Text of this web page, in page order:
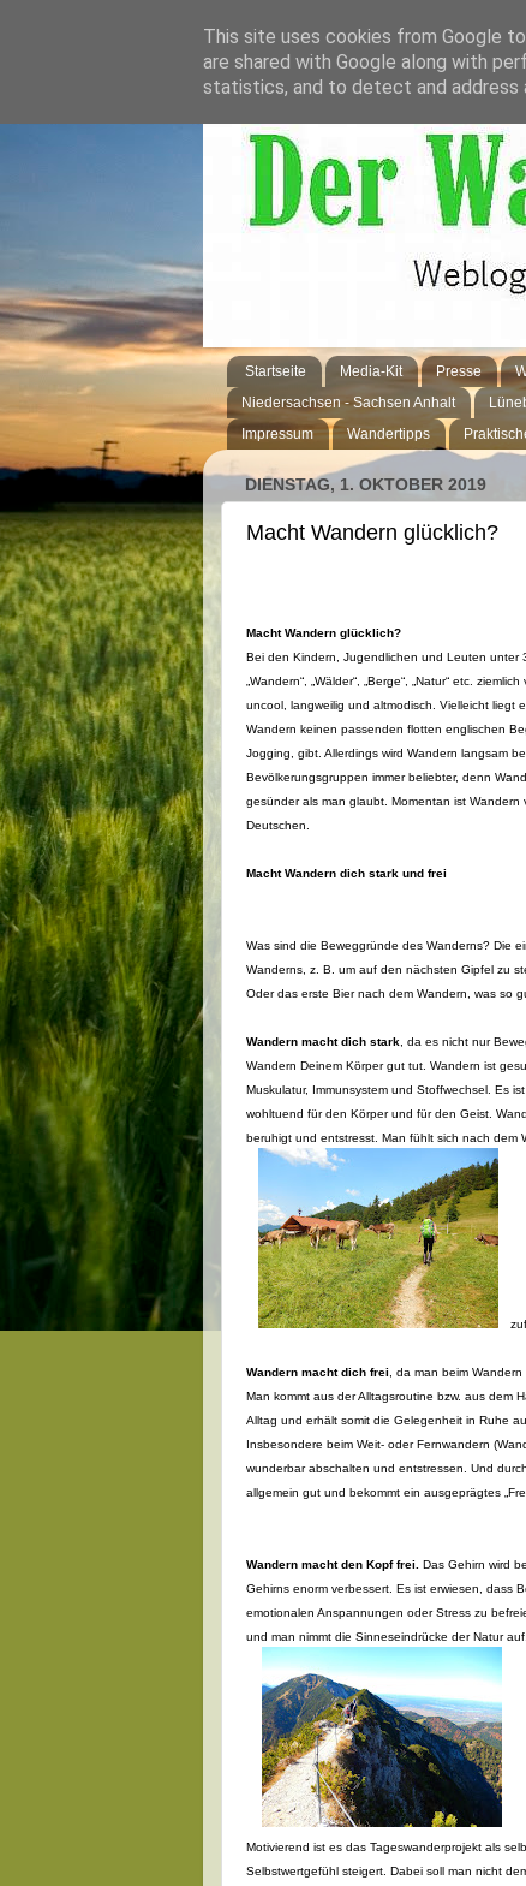
Startseite Media-Kit Presse
Niedersachsen - Sachsen Anhalt
Impressum
Wandertipps
DIENSTAG, 1. OKTOBER 2019
Macht Wandern glücklich?
Macht Wandern glücklich?
Bei den Kindern, Jugendlichen und Leuten unter
„Wandern“, „Wälder“, „Berge“, „Natur“ etc.
uncool, langweilig und altmodisch. Vielleicht liegt
Wandern keinen passenden flotten englischen
Jogging, gibt. Allerdings wird Wandern langsam
Bevölkerungsgruppen immer beliebter, denn
gesünder als man glaubt. Momentan ist
Deutschen.
Macht Wandern dich stark und frei
Was sind die Beweggründe des Wanderns? Die
Wanderns, z. B. um auf den nächsten Gipfel zu
Oder das erste Bier nach dem Wandern, was so
Wandern macht dich stark , da es nicht nur
Wandern Deinem Körper gut tut. Wandern ist
Muskulatur, Immunsystem und Stoffwechsel. Es
wohltuend für den Körper und für den Geist.
beruhigt und entstresst. Man fühlt sich nach dem
Wandern macht dich frei , da man beim
Man kommt aus der Alltagsroutine bzw. aus dem
Alltag und erhält somit die Gelegenheit in Ruhe
Insbesondere beim Weit- oder Fernwandern
wunderbar abschalten und entstressen. Und
allgemein gut und bekommt ein ausgeprägtes
Wandern macht den Kopf frei.
Das Gehirn wird
Gehirns enorm verbessert. Es ist erwiesen, dass
emotionalen Anspannungen oder Stress zu
und man nimmt die Sinneseindrücke der Natur
Motivierend ist es das Tageswanderprojekt als
Selbstwertgefühl steigert. Dabei soll man nicht
This site uses cookies from Google
are shared with Google along with
statistics, and to detect and address